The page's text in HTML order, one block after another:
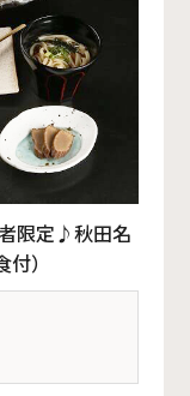
限定♪秋田名
）